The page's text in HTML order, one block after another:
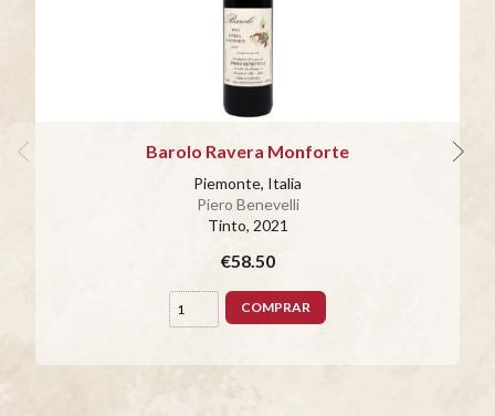
Barolo Ravera Monforte
Piemonte, Italia
Piero Benevelli
Tinto, 2021
€58.50
COMPRAR